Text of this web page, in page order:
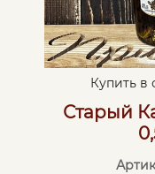
Купить в
Старый